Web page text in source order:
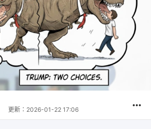
更新： 2026-01-22 17:06